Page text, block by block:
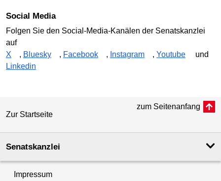
Social Media
Folgen Sie den Social-Media-Kanälen der Senatskanzlei
auf
X
, Bluesky , Facebook , Instagram , Youtube
und
Linkedin
Zur Startseite
zum Seitenanfang
Senatskanzlei
Impressum